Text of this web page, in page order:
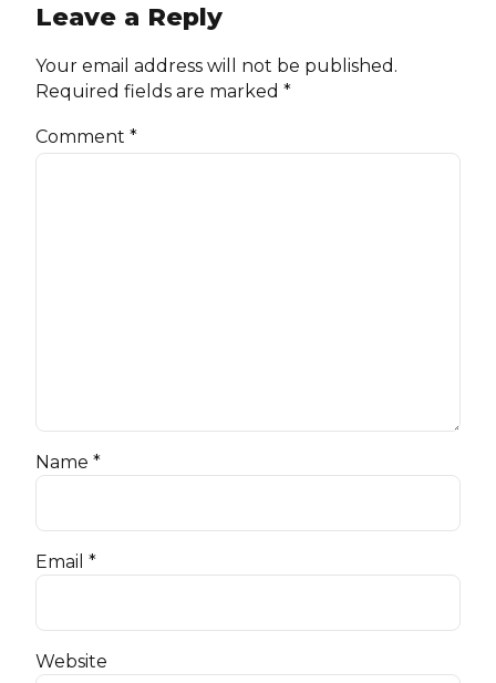
Leave a Reply
Your email address will not be published.
Required fields are marked *
Comment *
Name *
Email *
Website